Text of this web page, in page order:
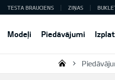
Modeļi Piedāvājumi
TESTA BRAUCIENS ZIŅAS
KIA AUTO